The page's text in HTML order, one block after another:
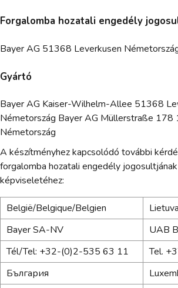
Forgalomba hozatali engedély
Bayer AG 51368 Leverkusen
Gyártó
Bayer AG Kaiser-Wilhelm-Allee 51368
Németország Bayer AG Müllerstraße 178
Németország
A készítményhez kapcsolódó további
forgalomba hozatali engedély
képviseletéhez:
België/Belgique/Belgien
Lietuva
Bayer SA-NV
UAB
Tél/Tel: +32-(0)2-535 63 11
Tel.
България